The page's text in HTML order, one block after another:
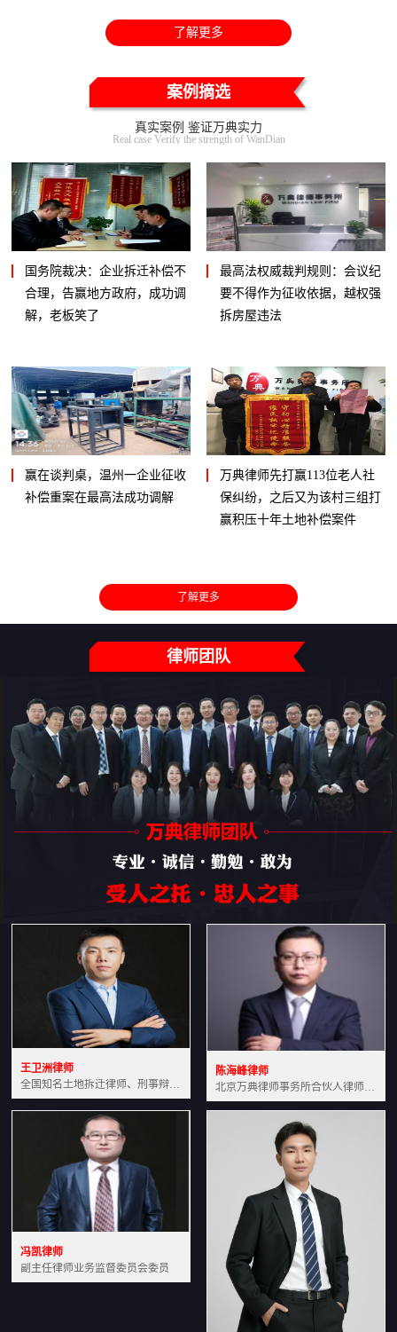
了解更多
案例摘选
真实案例 鉴证万典实力
Real case Verify the strength of WanDian
国务院裁决：企业拆迁补偿不
合理，告赢地方政府，成功调
解，老板笑了
最高法权威裁判规则：会议纪
要不得作为征收依据，越权强
拆房屋违法
赢在谈判桌，温州一企业征收
补偿重案在最高法成功调解
万典律师先打赢113位老人社
保纠纷，之后又为该村三组打
赢积压十年土地补偿案件
了解更多
律师团队
王卫洲律师
全国知名土地拆迁律师、刑事辩护律师北京万典律师事务所主任中国法学会会员北京市行政法研究会理事
陈海峰律师
北京万典律师事务所合伙人律师土地房产专业资深律师
冯凯律师
副主任律师业务监督委员会委员